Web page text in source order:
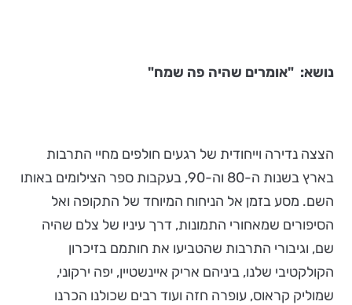
נושא: "אומרים שהיה פה שמח"
הצצה נדירה וייחודית של רגעים חולפים מחיי התרבות
בארץ בשנות ה-80 וה-90, בעקבות ספר הצילומים באותו
השם. מסע בזמן אל הניחוח המיוחד של התקופה ואל
הסיפורים שמאחורי התמונות, דרך עיניו של צלם שהיה
שם, וגיבורי התרבות שהטביעו את חותמם בזיכרון
הקולקטיבי שלנו, ביניהם אריק איינשטיין, יפה ירקוני,
שמוליק קראוס, עופרה חזה ועוד רבים שכולנו הכרנו